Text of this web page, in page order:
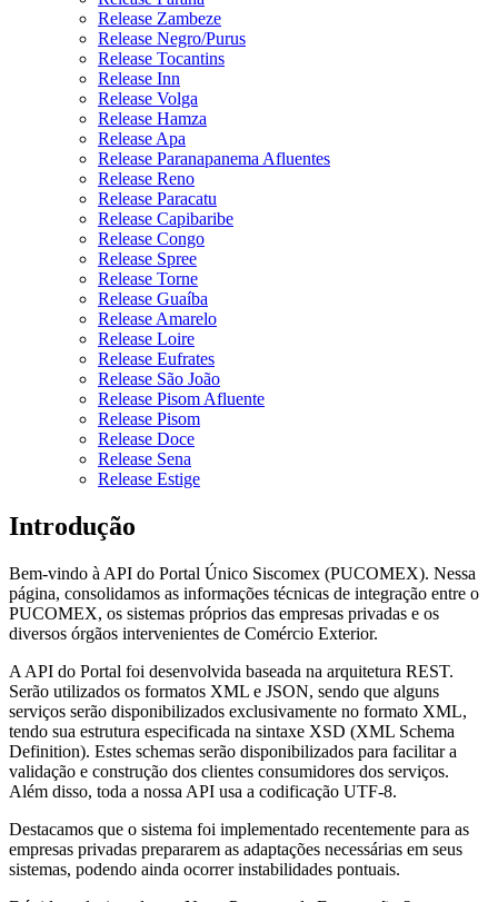
Release Zambeze
Release Negro/Purus
Release Tocantins
Release Inn
Release Volga
Release Hamza
Release Apa
Release Paranapanema Afluentes
Release Reno
Release Paracatu
Release Capibaribe
Release Congo
Release Spree
Release Torne
Release Guaíba
Release Amarelo
Release Loire
Release Eufrates
Release São João
Release Pisom Afluente
Release Pisom
Release Doce
Release Sena
Release Estige
Introdução
Bem-vindo à API do Portal Único Siscomex (PUCOMEX). Nessa
página, consolidamos as informações técnicas de integração entre o
PUCOMEX, os sistemas próprios das empresas privadas e os
diversos órgãos intervenientes de Comércio Exterior.
A API do Portal foi desenvolvida baseada na arquitetura REST.
Serão utilizados os formatos XML e JSON, sendo que alguns
serviços serão disponibilizados exclusivamente no formato XML,
tendo sua estrutura especificada na sintaxe XSD (XML Schema
Definition). Estes schemas serão disponibilizados para facilitar a
validação e construção dos clientes consumidores dos serviços.
Além disso, toda a nossa API usa a codificação UTF-8.
Destacamos que o sistema foi implementado recentemente para as
empresas privadas prepararem as adaptações necessárias em seus
sistemas, podendo ainda ocorrer instabilidades pontuais.